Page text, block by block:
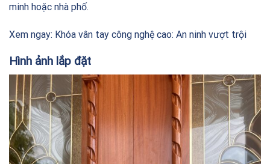
minh hoặc nhà phố.
Xem ngay: Khóa vân tay công nghệ cao: An ninh vượt trội
Hình ảnh lắp đặt